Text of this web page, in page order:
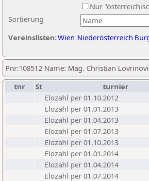
Sortierung
Nur
Vereinslisten:Wien Niederösterreich
Pnr:108512 Name: Mag. Christian
tnr
St turnier
Elozahl per 01.10.2012
Elozahl per 01.01.2013
Elozahl per 01.04.2013
Elozahl per 01.07.2013
Elozahl per 01.10.2013
Elozahl per 01.01.2014
Elozahl per 01.04.2014
Elozahl per 01.07.2014